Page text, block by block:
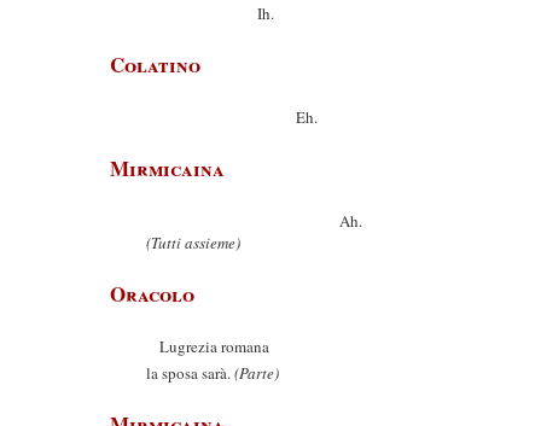
Ih.
Colatino
Eh.
Mirmicaina
Ah.
(Tutti assieme)
Oracolo
Lugrezia romana
la sposa sarà.(Parte)